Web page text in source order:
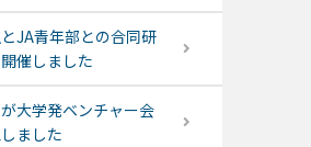
JA青年部との合同研
催しました
大学発ベンチャー会
ました